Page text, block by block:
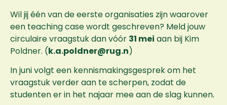
Wil jij één van de eerste organisaties zijn waarover
een teaching case wordt geschreven? Meld jouw
circulaire vraagstuk dan vóór 31 mei aan bij Kim
Poldner. (k.a.poldner@rug.n)
In juni volgt een kennismakingsgesprek om het
vraagstuk verder aan te scherpen, zodat de
studenten er in het najaar mee aan de slag kunnen.